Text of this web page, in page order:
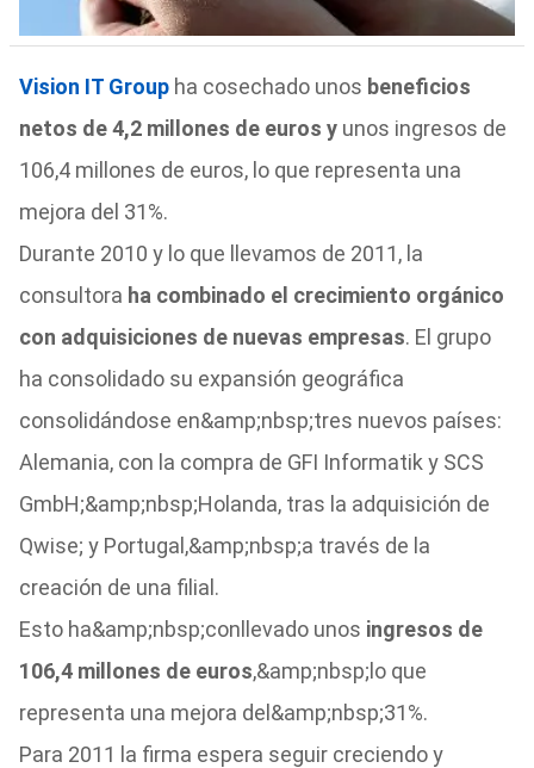
Vision IT Groupha cosechado unos beneficios
netos de 4,2 millones de euros y unos ingresos de
106,4 millones de euros, lo que representa una
mejora del 31%.
Durante 2010 y lo que llevamos de 2011, la
consultora ha combinado el crecimiento orgánico
con adquisiciones de nuevas empresas. El grupo
ha consolidado su expansión geográfica
consolidándose en&amp;nbsp;tres nuevos países:
Alemania, con la compra de GFI Informatik y SCS
GmbH;&amp;nbsp;Holanda, tras la adquisición de
Qwise; y Portugal,&amp;nbsp;a través de la
creación de una filial.
Esto ha&amp;nbsp;conllevado unos ingresos de
106,4 millones de euros,&amp;nbsp;lo que
representa una mejora del&amp;nbsp;31%.
Para 2011 la firma espera seguir creciendo y